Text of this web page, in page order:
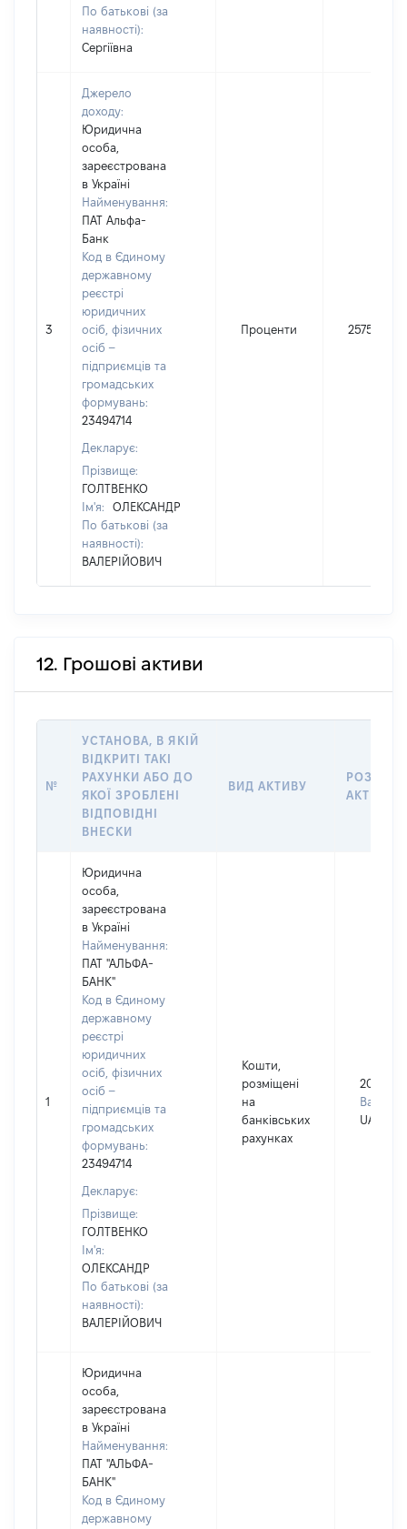
По батькові (за
наявності):
Сергіївна
3
Джерело
доходу:
Юридична
особа,
зареєстрована
в Україні
Найменування:
ПАТ Альфа-
Банк
Код в Єдиному
державному
реєстрі
юридичних
осіб, фізичних
осіб –
підприємців та
громадських
формувань:
23494714
Декларує:
Прізвище:
ГОЛТВЕНКО
Ім'я:
ОЛЕКСАНДР
По батькові (за
наявності):
ВАЛЕРІЙОВИЧ
Проценти 2575
12. Грошові активи
№
УСТАНОВА, В ЯКІЙ
ВІДКРИТІ ТАКІ
РАХУНКИ АБО ДО
ЯКОЇ ЗРОБЛЕНІ
ВІДПОВІДНІ
ВНЕСКИ
ВИД АКТИВУ
РОЗМІР
АКТИВУ
1
Юридична
особа,
зареєстрована
в Україні
Найменування:
ПАТ "АЛЬФА-
БАНК"
Код в Єдиному
державному
реєстрі
юридичних
осіб, фізичних
осіб –
підприємців та
громадських
формувань:
23494714
Декларує:
Прізвище:
ГОЛТВЕНКО
Ім'я:
ОЛЕКСАНДР
По батькові (за
наявності):
ВАЛЕРІЙОВИЧ
Кошти,
розміщені
на
банківських
рахунках
2006
Валюта:
UAH
Юридична
особа,
зареєстрована
в Україні
Найменування:
ПАТ "АЛЬФА-
БАНК"
Код в Єдиному
державному